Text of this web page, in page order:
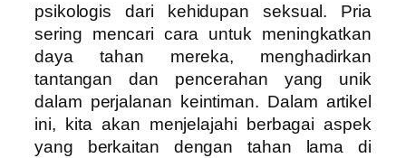
psikologis dari kehidupan seksual. Pria
sering mencari cara untuk meningkatkan
daya tahan mereka, menghadirkan
tantangan dan pencerahan yang unik
dalam perjalanan keintiman. Dalam artikel
ini, kita akan menjelajahi berbagai aspek
yang berkaitan dengan tahan lama di